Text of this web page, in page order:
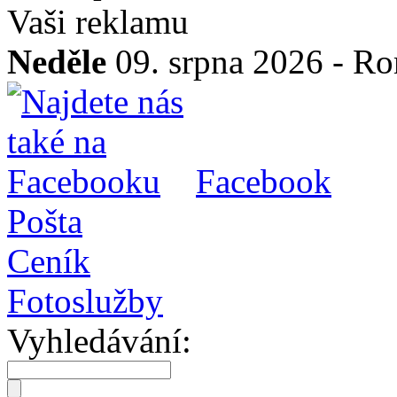
Neděle 09. srpna 2026 -
Facebook
Pošta
Ceník
Fotoslužby
Vyhledávání: